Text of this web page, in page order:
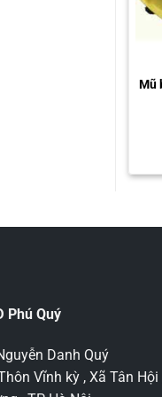
Mũ
Phú Quý
Danh Quý
Vĩnh kỳ , Xã Tân Hội